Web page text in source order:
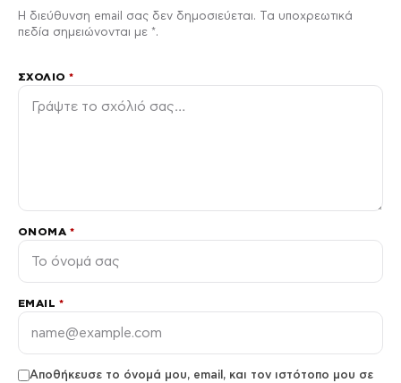
Η διεύθυνση email σας δεν δημοσιεύεται. Τα υποχρεωτικά
πεδία σημειώνονται με *.
ΣΧΌΛΙΟ*
ΌΝΟΜΑ *
EMAIL *
Αποθήκευσε το όνομά μου, email, και τον ιστότοπο μου σε